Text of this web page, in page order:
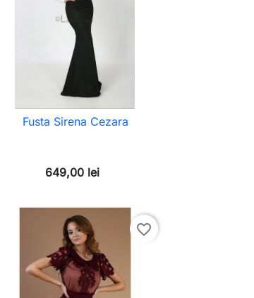
Fusta Sirena Cezara
649,00 lei
favorite_border